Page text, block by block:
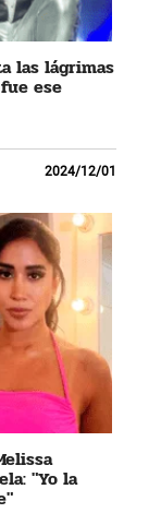
las lágrimas
ese
2024/12/01
"Yo la